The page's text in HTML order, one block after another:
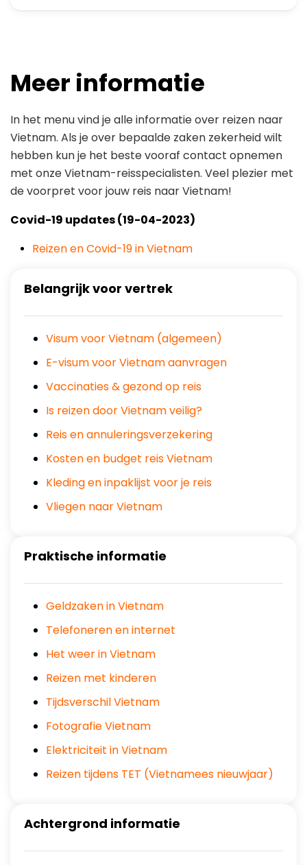
Meer informatie
In het menu vind je alle informatie over reizen naar
Vietnam. Als je over bepaalde zaken zekerheid wilt
hebben kun je het beste vooraf contact opnemen
met onze Vietnam-reisspecialisten. Veel plezier met
de voorpret voor jouw reis naar Vietnam!
Covid-19 updates (19-04-2023)
Reizen en Covid-19 in Vietnam
Belangrijk voor vertrek
Visum voor Vietnam (algemeen)
E-visum voor Vietnam aanvragen
Vaccinaties & gezond op reis
Is reizen door Vietnam veilig?
Reis en annuleringsverzekering
Kosten en budget reis Vietnam
Kleding en inpaklijst voor je reis
Vliegen naar Vietnam
Praktische informatie
Geldzaken in Vietnam
Telefoneren en internet
Het weer in Vietnam
Reizen met kinderen
Tijdsverschil Vietnam
Fotografie Vietnam
Elektriciteit in Vietnam
Reizen tijdens TET (Vietnamees nieuwjaar)
Achtergrond informatie